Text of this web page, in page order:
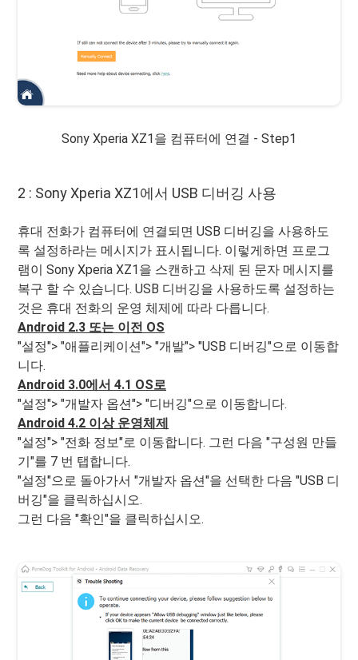
Sony Xperia XZ1을 컴퓨터에 연결 - Step1
2 : Sony Xperia XZ1에서 USB 디버깅 사용
휴대 전화가 컴퓨터에 연결되면 USB 디버깅을 사용하도
록 설정하라는 메시지가 표시됩니다. 이렇게하면 프로그
램이 Sony Xperia XZ1을 스캔하고 삭제 된 문자 메시지를
복구 할 수 있습니다. USB 디버깅을 사용하도록 설정하는
것은 휴대 전화의 운영 체제에 따라 다릅니다.
Android 2.3 또는 이전 OS
"설정"> "애플리케이션"> "개발"> "USB 디버깅"으로 이동합
니다.
Android 3.0에서 4.1 OS로
"설정"> "개발자 옵션"> "디버깅"으로 이동합니다.
Android 4.2 이상 운영체제
"설정"> "전화 정보"로 이동합니다. 그런 다음 "구성원 만들
기"를 7 번 탭합니다.
"설정"으로 돌아가서 "개발자 옵션"을 선택한 다음 "USB 디
버깅"을 클릭하십시오.
그런 다음 "확인"을 클릭하십시오.